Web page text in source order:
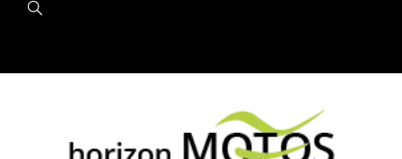
Primary